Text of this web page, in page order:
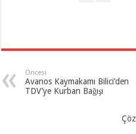
Öncesi
Avanos Kaymakamı Bilici’den
TDV’ye Kurban Bağışı